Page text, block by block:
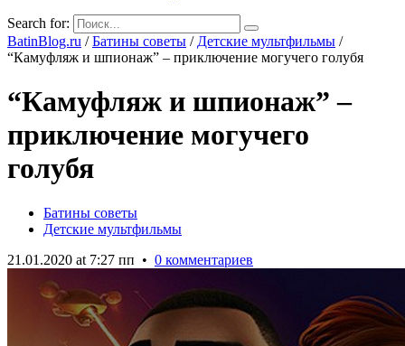
Search for:
BatinBlog.ru /Батины советы / Детские мультфильмы /
“Камуфляж и шпионаж” – приключение могучего голубя
“Камуфляж и шпионаж” –
приключение могучего
голубя
Батины советы
Детские мультфильмы
21.01.2020 at 7:27 пп • 0 комментариев